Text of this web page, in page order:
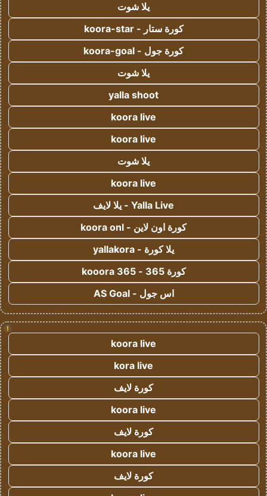
يلا شوت
كورة ستار - koora-star
كورة جول - koora-goal
يلا شوت
yalla shoot
koora live
koora live
يلا شوت
koora live
Yalla Live - يلا لايف
كورة اون لاين - koora onl
يلا كورة - yallakora
كورة 365 - kooora 365
اس جول - AS Goal
!
koora live
kora live
كورة لايف
koora live
كورة لايف
koora live
كورة لايف